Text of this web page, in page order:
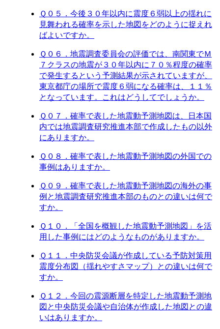
Ｑ０５．今後３０年以内に震度６弱以上の揺れに
見舞われる確率を示した地図をどのように捉えれ
ばよいですか。
Ｑ０６．地震調査委員会の評価では、南関東でＭ
７クラスの地震が３０年以内に７０％程度の確率
で発生するという予測結果が示されていますが、
東京都庁の場所で震度６弱になる確率は、１１％
となっています。これはどうしてでしょうか。
Ｑ０７．確率で表した地震動予測地図は、日本国
内では地震調査研究推進本部で作成したもの以外
にありますか。
Ｑ０８．確率で表した地震動予測地図の外国での
事例はありますか。
Ｑ０９．確率で表した地震動予測地図の海外の事
例と地震調査研究推進本部のものとの違いは何で
すか。
Ｑ１０．「全国を概観した地震動予測地図」を活
用した事例にはどのようなものがありますか。
Ｑ１１．中央防災会議が作成している予防対策用
震度分布図（揺れやすさマップ）との違いは何で
すか。
Ｑ１２．今回の震源断層を特定した地震動予測地
図と中央防災会議や自治体が作成した地図との違
いはありますか。